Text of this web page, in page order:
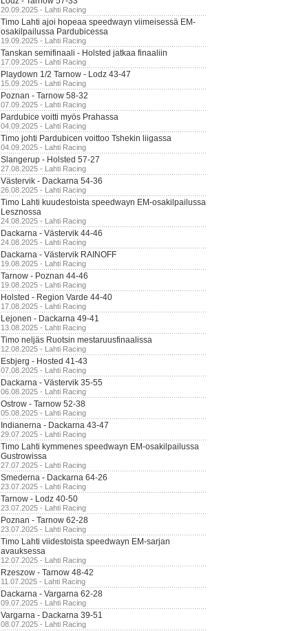
20.09.2025 - Lahti Racing
Timo Lahti ajoi hopeaa speedwayn viimeisessä EM-
osakilpailussa Pardubicessa
19.09.2025 - Lahti Racing
Tanskan semifinaali - Holsted jatkaa finaaliin
17.09.2025 - Lahti Racing
Playdown 1/2 Tarnow - Lodz 43-47
15.09.2025 - Lahti Racing
Poznan - Tarnow 58-32
07.09.2025 - Lahti Racing
Pardubice voitti myös Prahassa
04.09.2025 - Lahti Racing
Timo johti Pardubicen voittoo Tshekin liigassa
04.09.2025 - Lahti Racing
Slangerup - Holsted 57-27
27.08.2025 - Lahti Racing
Västervik - Dackarna 54-36
26.08.2025 - Lahti Racing
Timo Lahti kuudestoista speedwayn EM-osakilpailussa
Lesznossa
24.08.2025 - Lahti Racing
Dackarna - Västervik 44-46
24.08.2025 - Lahti Racing
Dackarna - Västervik RAINOFF
19.08.2025 - Lahti Racing
Tarnow - Poznan 44-46
19.08.2025 - Lahti Racing
Holsted - Region Varde 44-40
17.08.2025 - Lahti Racing
Lejonen - Dackarna 49-41
13.08.2025 - Lahti Racing
Timo neljäs Ruotsin mestaruusfinaalissa
12.08.2025 - Lahti Racing
Esbjerg - Hosted 41-43
07.08.2025 - Lahti Racing
Dackarna - Västervik 35-55
06.08.2025 - Lahti Racing
Ostrow - Tarnow 52-38
05.08.2025 - Lahti Racing
Indianerna - Dackarna 43-47
29.07.2025 - Lahti Racing
Timo Lahti kymmenes speedwayn EM-osakilpailussa
Gustrowissa
27.07.2025 - Lahti Racing
Smederna - Dackarna 64-26
23.07.2025 - Lahti Racing
Tarnow - Lodz 40-50
23.07.2025 - Lahti Racing
Poznan - Tarnow 62-28
23.07.2025 - Lahti Racing
Timo Lahti viidestoista speedwayn EM-sarjan
avauksessa
12.07.2025 - Lahti Racing
Rzeszow - Tarnow 48-42
11.07.2025 - Lahti Racing
Dackarna - Vargarna 62-28
09.07.2025 - Lahti Racing
Vargarna - Dackarna 39-51
08.07.2025 - Lahti Racing